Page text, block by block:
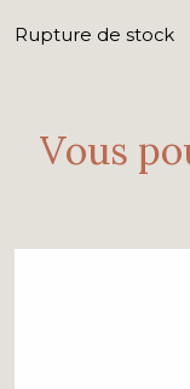
Rupture de stock
Vous